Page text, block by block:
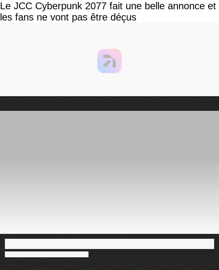
Le JCC Cyberpunk 2077 fait une belle annonce et
les fans ne vont pas être déçus